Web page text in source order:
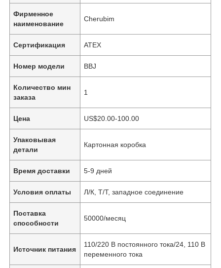
Фирменное
наименование
Cherubim
Сертификация ATEX
Номер модели BBJ
Количество мин
заказа
1
Цена US$20.00-100.00
Упаковывая
детали
Картонная коробка
Время доставки 5-9 дней
Условия оплаты Л/К, Т/Т, западное соединение
Поставка
способности
50000/месяц
Источник питания
110/220 В постоянного тока/24, 110 В
переменного тока